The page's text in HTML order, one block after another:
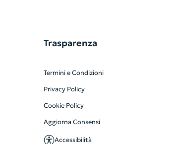
Trasparenza
Termini e Condizioni
Privacy Policy
Cookie Policy
Aggiorna Consensi
Accessibilità